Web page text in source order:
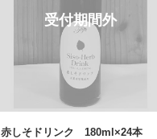
受付期間外
赤しそドリンク 180ml×24本